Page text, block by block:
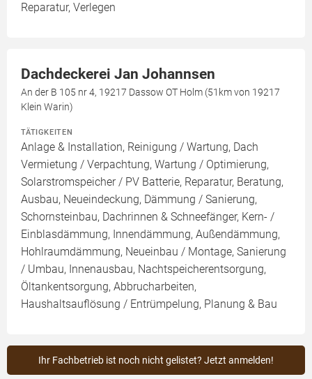
Reparatur, Verlegen
Dachdeckerei Jan Johannsen
An der B 105 nr 4, 19217 Dassow OT Holm (51km von 19217
Klein Warin)
TÄTIGKEITEN
Anlage & Installation, Reinigung / Wartung, Dach
Vermietung / Verpachtung, Wartung / Optimierung,
Solarstromspeicher / PV Batterie, Reparatur, Beratung,
Ausbau, Neueindeckung, Dämmung / Sanierung,
Schornsteinbau, Dachrinnen & Schneefänger, Kern- /
Einblasdämmung, Innendämmung, Außendämmung,
Hohlraumdämmung, Neueinbau / Montage, Sanierung
/ Umbau, Innenausbau, Nachtspeicherentsorgung,
Öltankentsorgung, Abbrucharbeiten,
Haushaltsauflösung / Entrümpelung, Planung & Bau
Ihr Fachbetrieb ist noch nicht gelistet? Jetzt anmelden!